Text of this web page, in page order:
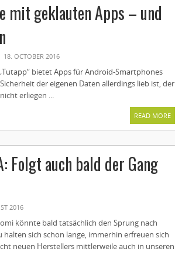
mit geklauten Apps – und
18. OCTOBER 2016
bietet Apps für Android-Smartphones
der eigenen Daten allerdings lieb ist, der
erliegen ...
READ MORE
Folgt auch bald der Gang
2016
könnte bald tatsächlich den Sprung nach
halten sich schon lange, immerhin erfreuen sich
neuen Herstellers mittlerweile auch in unseren